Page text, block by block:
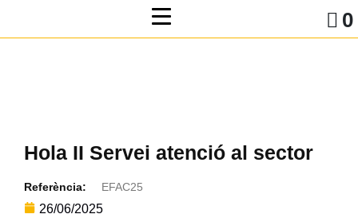
0
Hola II Servei atenció al sector
Referència: EFAC25
26/06/2025